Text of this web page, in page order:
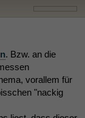
. Bzw. an die
vorallem für
"nackig